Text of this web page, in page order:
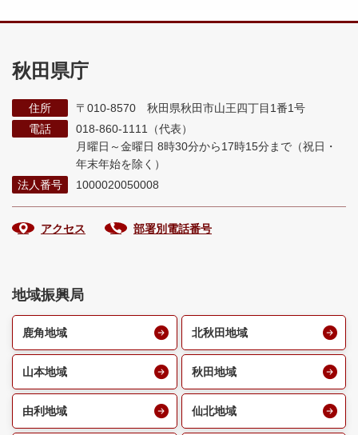
秋田県庁
住所
〒010-8570 秋田県秋田市山王四丁目1番1号
電話
018-860-1111（代表）
月曜日～金曜日 8時30分から17時15分まで （祝日・
年末年始を除く）
法人番号
1000020050008
アクセス 部署別電話番号
地域振興局
鹿角地域 北秋田地域
山本地域 秋田地域
由利地域 仙北地域